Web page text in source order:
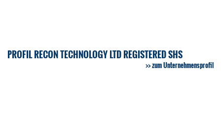
PROFIL RECON TECHNOLOGY LTD REGISTERED SHS
zum Unternehmensprofil